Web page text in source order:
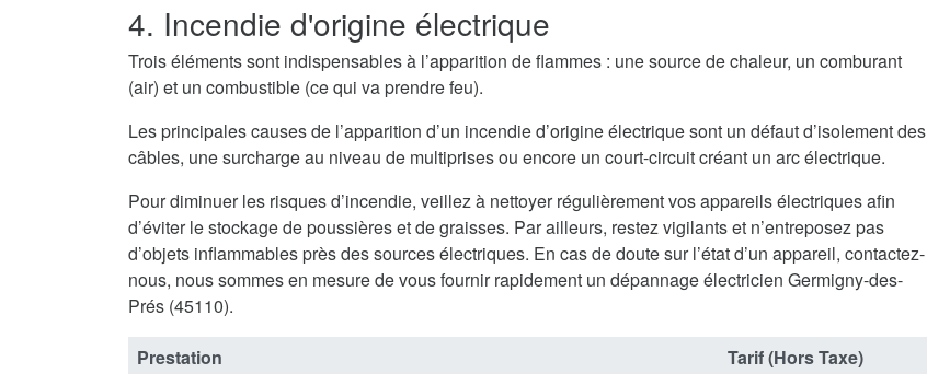
4. Incendie d'origine électrique
Trois éléments sont indispensables à l’apparition de flammes : une source de chaleur, un comburant
(air) et un combustible (ce qui va prendre feu).
Les principales causes de l’apparition d’un incendie d’origine électrique sont un défaut d’isolement des
câbles, une surcharge au niveau de multiprises ou encore un court-circuit créant un arc électrique.
Pour diminuer les risques d’incendie, veillez à nettoyer régulièrement vos appareils électriques afin
d’éviter le stockage de poussières et de graisses. Par ailleurs, restez vigilants et n’entreposez pas
d’objets inflammables près des sources électriques. En cas de doute sur l’état d’un appareil, contactez-
nous, nous sommes en mesure de vous fournir rapidement un dépannage électricien Germigny-des-
Prés (45110).
Prestation
Tarif (Hors Taxe)